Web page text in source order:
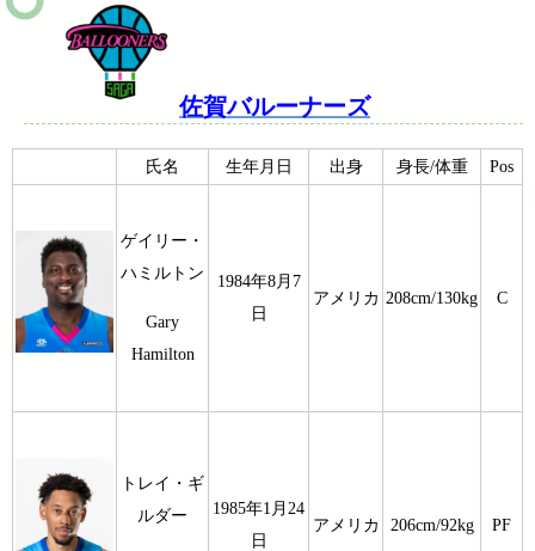
佐賀バルーナーズ
氏名 生年月日 出身 身長/体重 Pos
ゲイリー・
ハミルトン
Gary
Hamilton
1984年8月7
日
アメリカ 208cm/130kg C
トレイ・ギ
ルダー
1985年1月24
日
アメリカ 206cm/92kg PF